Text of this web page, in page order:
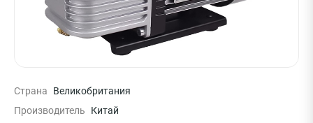
Страна
Великобритания
Производитель
Китай